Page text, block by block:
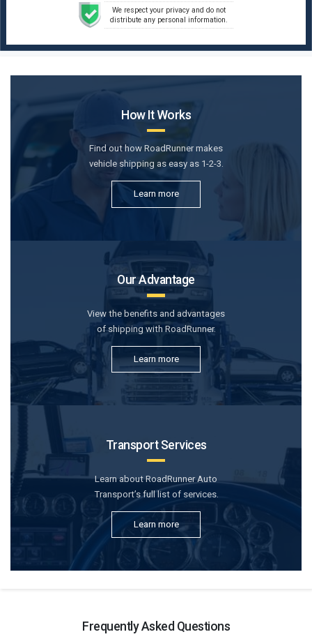
We respect your privacy and do not
distribute any personal information.
How It Works
Find out how RoadRunner makes
vehicle shipping as easy as 1-2-3.
Learn more
Our Advantage
View the benefits and advantages
of shipping with RoadRunner.
Learn more
Transport Services
Learn about RoadRunner Auto
Transport’s full list of services.
Learn more
Frequently Asked Questions